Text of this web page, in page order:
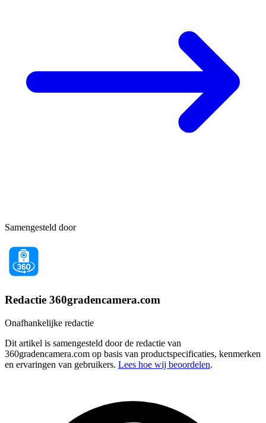
Samengesteld door
Redactie 360gradencamera.com
Onafhankelijke redactie
Dit artikel is samengesteld door de redactie van
360gradencamera.com op basis van productspecificaties, kenmerken
en ervaringen van gebruikers. Lees hoe wij beoordelen.